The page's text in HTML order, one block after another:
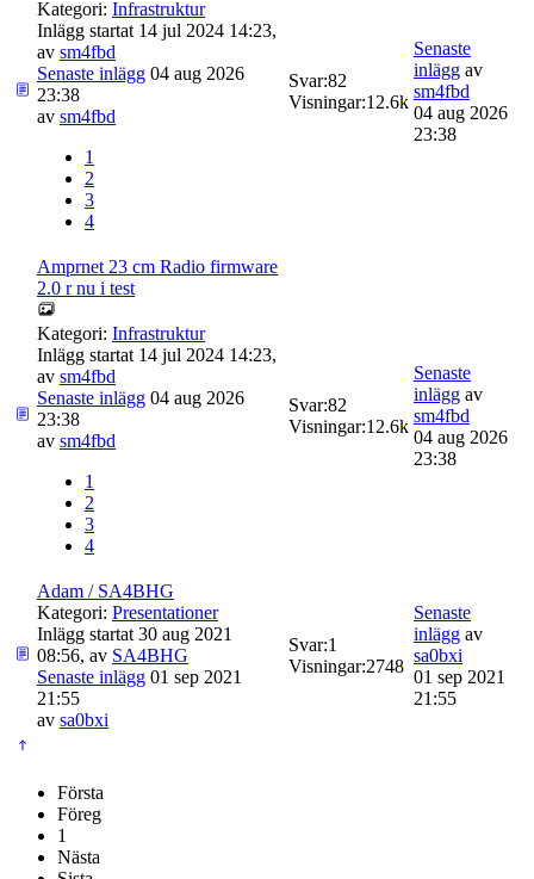
Kategori: Infrastruktur
Inlägg startat 14 jul 2024 14:23,
av sm4fbd
Senaste inlägg 04 aug 2026
23:38
av sm4fbd
1
2
3
4
Svar:82
Visningar:12.6k
Senaste
inlägg av
sm4fbd
04 aug 2026
23:38
Amprnet 23 cm Radio firmware
2.0 r nu i test
Kategori: Infrastruktur
Inlägg startat 14 jul 2024 14:23,
av sm4fbd
Senaste inlägg 04 aug 2026
23:38
av sm4fbd
1
2
3
4
Svar:82
Visningar:12.6k
Senaste
inlägg av
sm4fbd
04 aug 2026
23:38
Adam / SA4BHG
Kategori: Presentationer
Inlägg startat 30 aug 2021
08:56, av SA4BHG
Senaste inlägg 01 sep 2021
21:55
av sa0bxi
Svar:1
Visningar:2748
Senaste
inlägg av
sa0bxi
01 sep 2021
21:55
Första
Föreg
1
Nästa